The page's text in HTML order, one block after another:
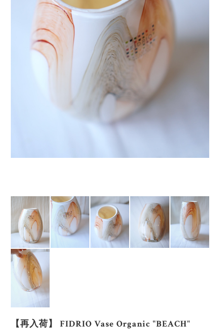
【再入荷】 FIDRIO Vase Organic "BEACH"